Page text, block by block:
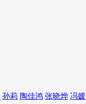
孙莉 陶佳鸿 张晓烨 冯媛